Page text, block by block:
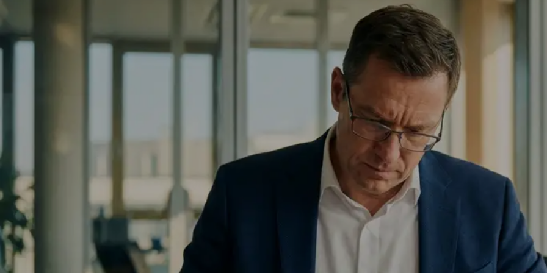
Auditplattform
KURZ & KNAPP
Audit
Service &
Auditarten